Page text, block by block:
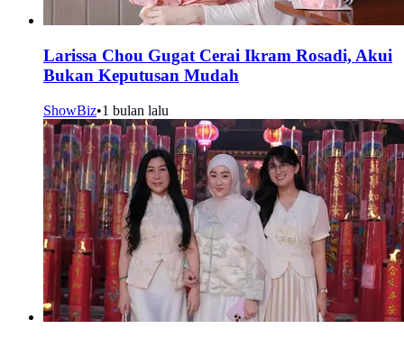
Larissa Chou Gugat Cerai Ikram Rosadi, Akui
Bukan Keputusan Mudah
ShowBiz•1 bulan lalu